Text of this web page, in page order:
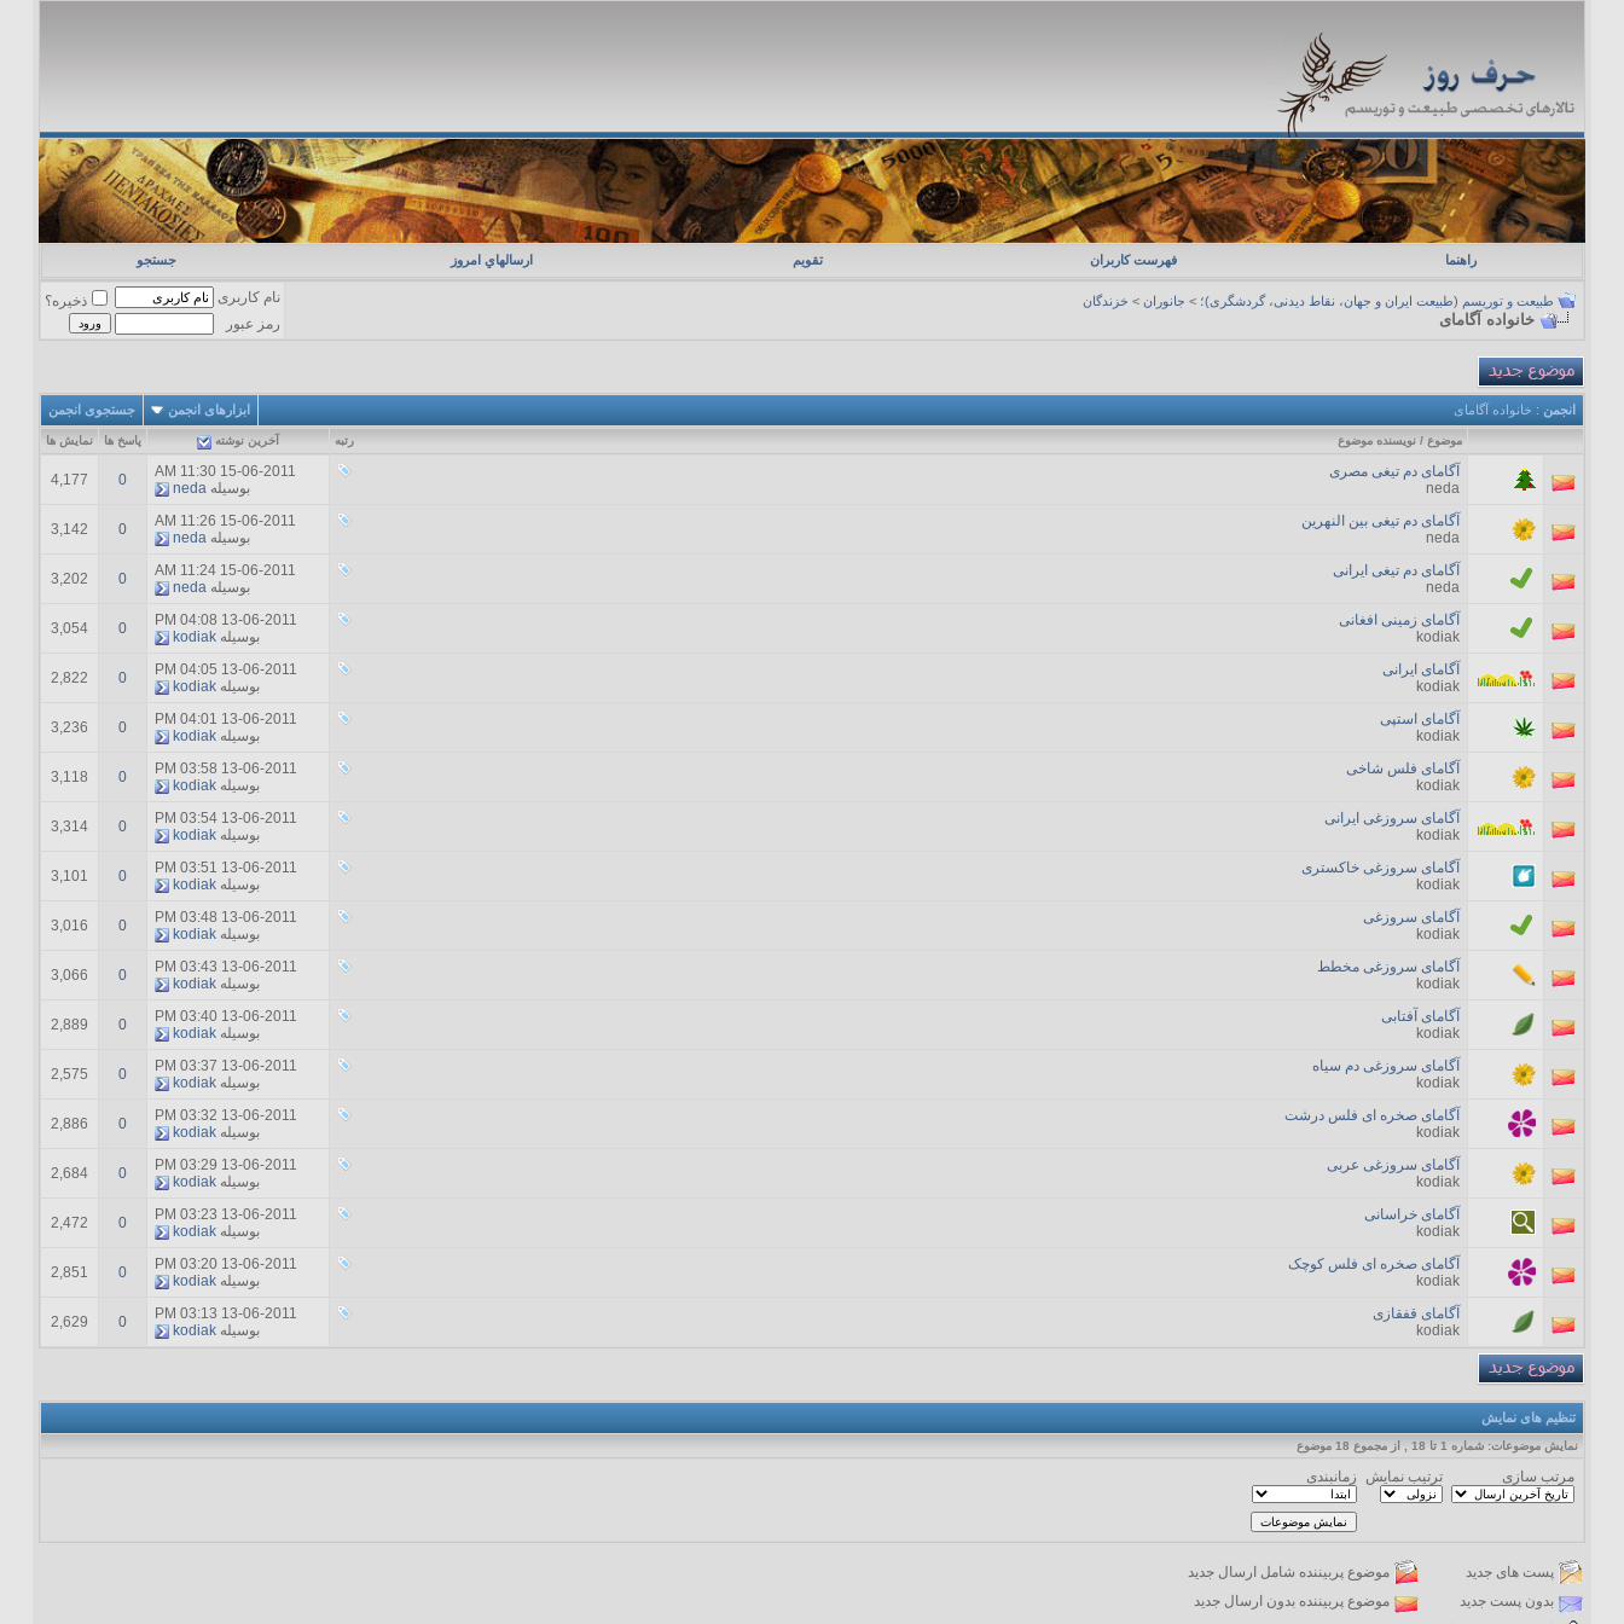
راهنما فهرست کاربران تقویم ارسالهاي امروز جستجو
طبیعت و توریسم (طبیعت ایران و جهان، نقاط دیدنی، گردشگری)؛ > جانوران > خزندگان
خانواده آگامای
نام کاربری
ذخیره؟
رمز عبور
انجمن : خانواده آگامای ابزارهای انجمن جستجوی انجمن
رتبه موضوع / نویسنده موضوع آخرين نوشته پاسخ ها نمایش ها
آگامای دم تیغی مصری
neda
15-06-2011
11:30 AM
بوسیله neda
0
4,177
آگامای دم تیغی بین النهرین
neda
15-06-2011
11:26 AM
بوسیله neda
0
3,142
آگامای دم تیغی ایرانی
neda
15-06-2011
11:24 AM
بوسیله neda
0
3,202
آگامای زمینی افغانی
kodiak
13-06-2011
04:08 PM
بوسیله kodiak
0
3,054
آگامای ایرانی
kodiak
13-06-2011
04:05 PM
بوسیله kodiak
0
2,822
آگامای استپی
kodiak
13-06-2011
04:01 PM
بوسیله kodiak
0
3,236
آگامای فلس شاخی
kodiak
13-06-2011
03:58 PM
بوسیله kodiak
0
3,118
آگامای سروزغی ایرانی
kodiak
13-06-2011
03:54 PM
بوسیله kodiak
0
3,314
آگامای سروزغی خاکستری
kodiak
13-06-2011
03:51 PM
بوسیله kodiak
0
3,101
آگامای سروزغی
kodiak
13-06-2011
03:48 PM
بوسیله kodiak
0
3,016
آگامای سروزغی مخطط
kodiak
13-06-2011
03:43 PM
بوسیله kodiak
0
3,066
آگامای آفتابی
kodiak
13-06-2011
03:40 PM
بوسیله kodiak
0
2,889
آگامای سروزغی دم سیاه
kodiak
13-06-2011
03:37 PM
بوسیله kodiak
0
2,575
آگامای صخره ای فلس درشت
kodiak
13-06-2011
03:32 PM
بوسیله kodiak
0
2,886
آگامای سروزغی عربی
kodiak
13-06-2011
03:29 PM
بوسیله kodiak
0
2,684
آگامای خراسانی
kodiak
13-06-2011
03:23 PM
بوسیله kodiak
0
2,472
آگامای صخره ای فلس کوچک
kodiak
13-06-2011
03:20 PM
بوسیله kodiak
0
2,851
آگامای قفقازی
kodiak
13-06-2011
03:13 PM
بوسیله kodiak
0
2,629
تنظیم های نمایش
نمایش موضوعات: شماره 1 تا 18 , از مجموع ‍18 موضوع
مرتب سازی ترتیب نمایش زمانبندی
پست های جدید
موضوع پربیننده شامل ارسال جدید
بدون پست جدید
موضوع پربیننده بدون ارسال جدید